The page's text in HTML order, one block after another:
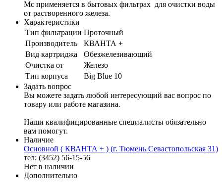
Mc применяется в бытовых фильтрах для очистки воды
от растворенного железа.
Характеристики
Тип фильтрации Проточный
Производитель
КВАНТА +
Вид картриджа
Обезжелезивающий
Очистка от
Железо
Тип корпуса
Big Blue 10
Задать вопрос
Вы можете задать любой интересующий вас вопрос по
товару или работе магазина.
Наши квалифицированные специалисты обязательно
вам помогут.
Наличие
Основной ( КВАНТА + ) (г. Тюмень Севастопольская 31)
тел: (3452) 56-15-56
Нет в наличии
Дополнительно